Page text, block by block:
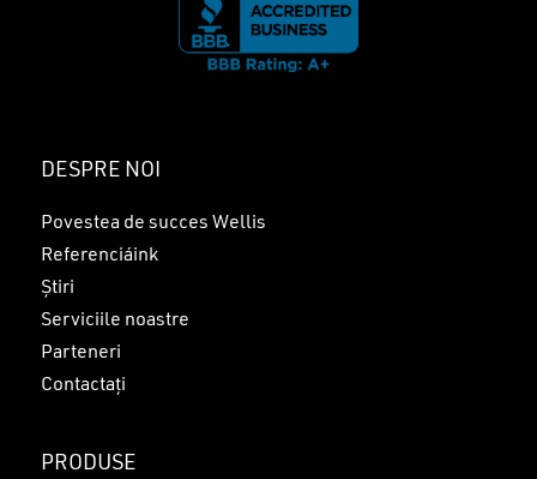
GO TO SHOP
DESPRE NOI
Povestea de succes Wellis
Referenciáink
Știri
Serviciile noastre
Parteneri
Contactați
PRODUSE